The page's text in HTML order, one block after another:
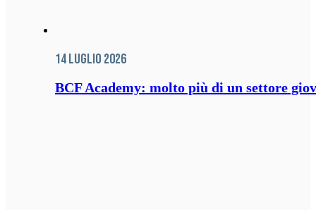
14 Luglio 2026
BCF Academy: molto più di un settore